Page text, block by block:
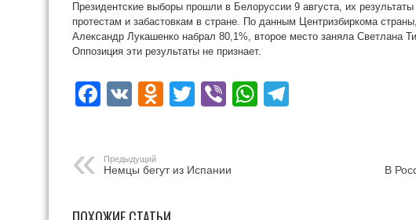
Президентские выборы прошли в Белоруссии 9 августа, их
протестам и забастовкам в стране. По данным Центризбиркома
Александр Лукашенко набрал 80,1%, второе место заняла Светлана
Оппозиция эти результаты не признает.
Facebook
VK Odnoklassniki
Twitter
ViberWhatsApp
Предыдущий
Немцы бегут из Испании
В